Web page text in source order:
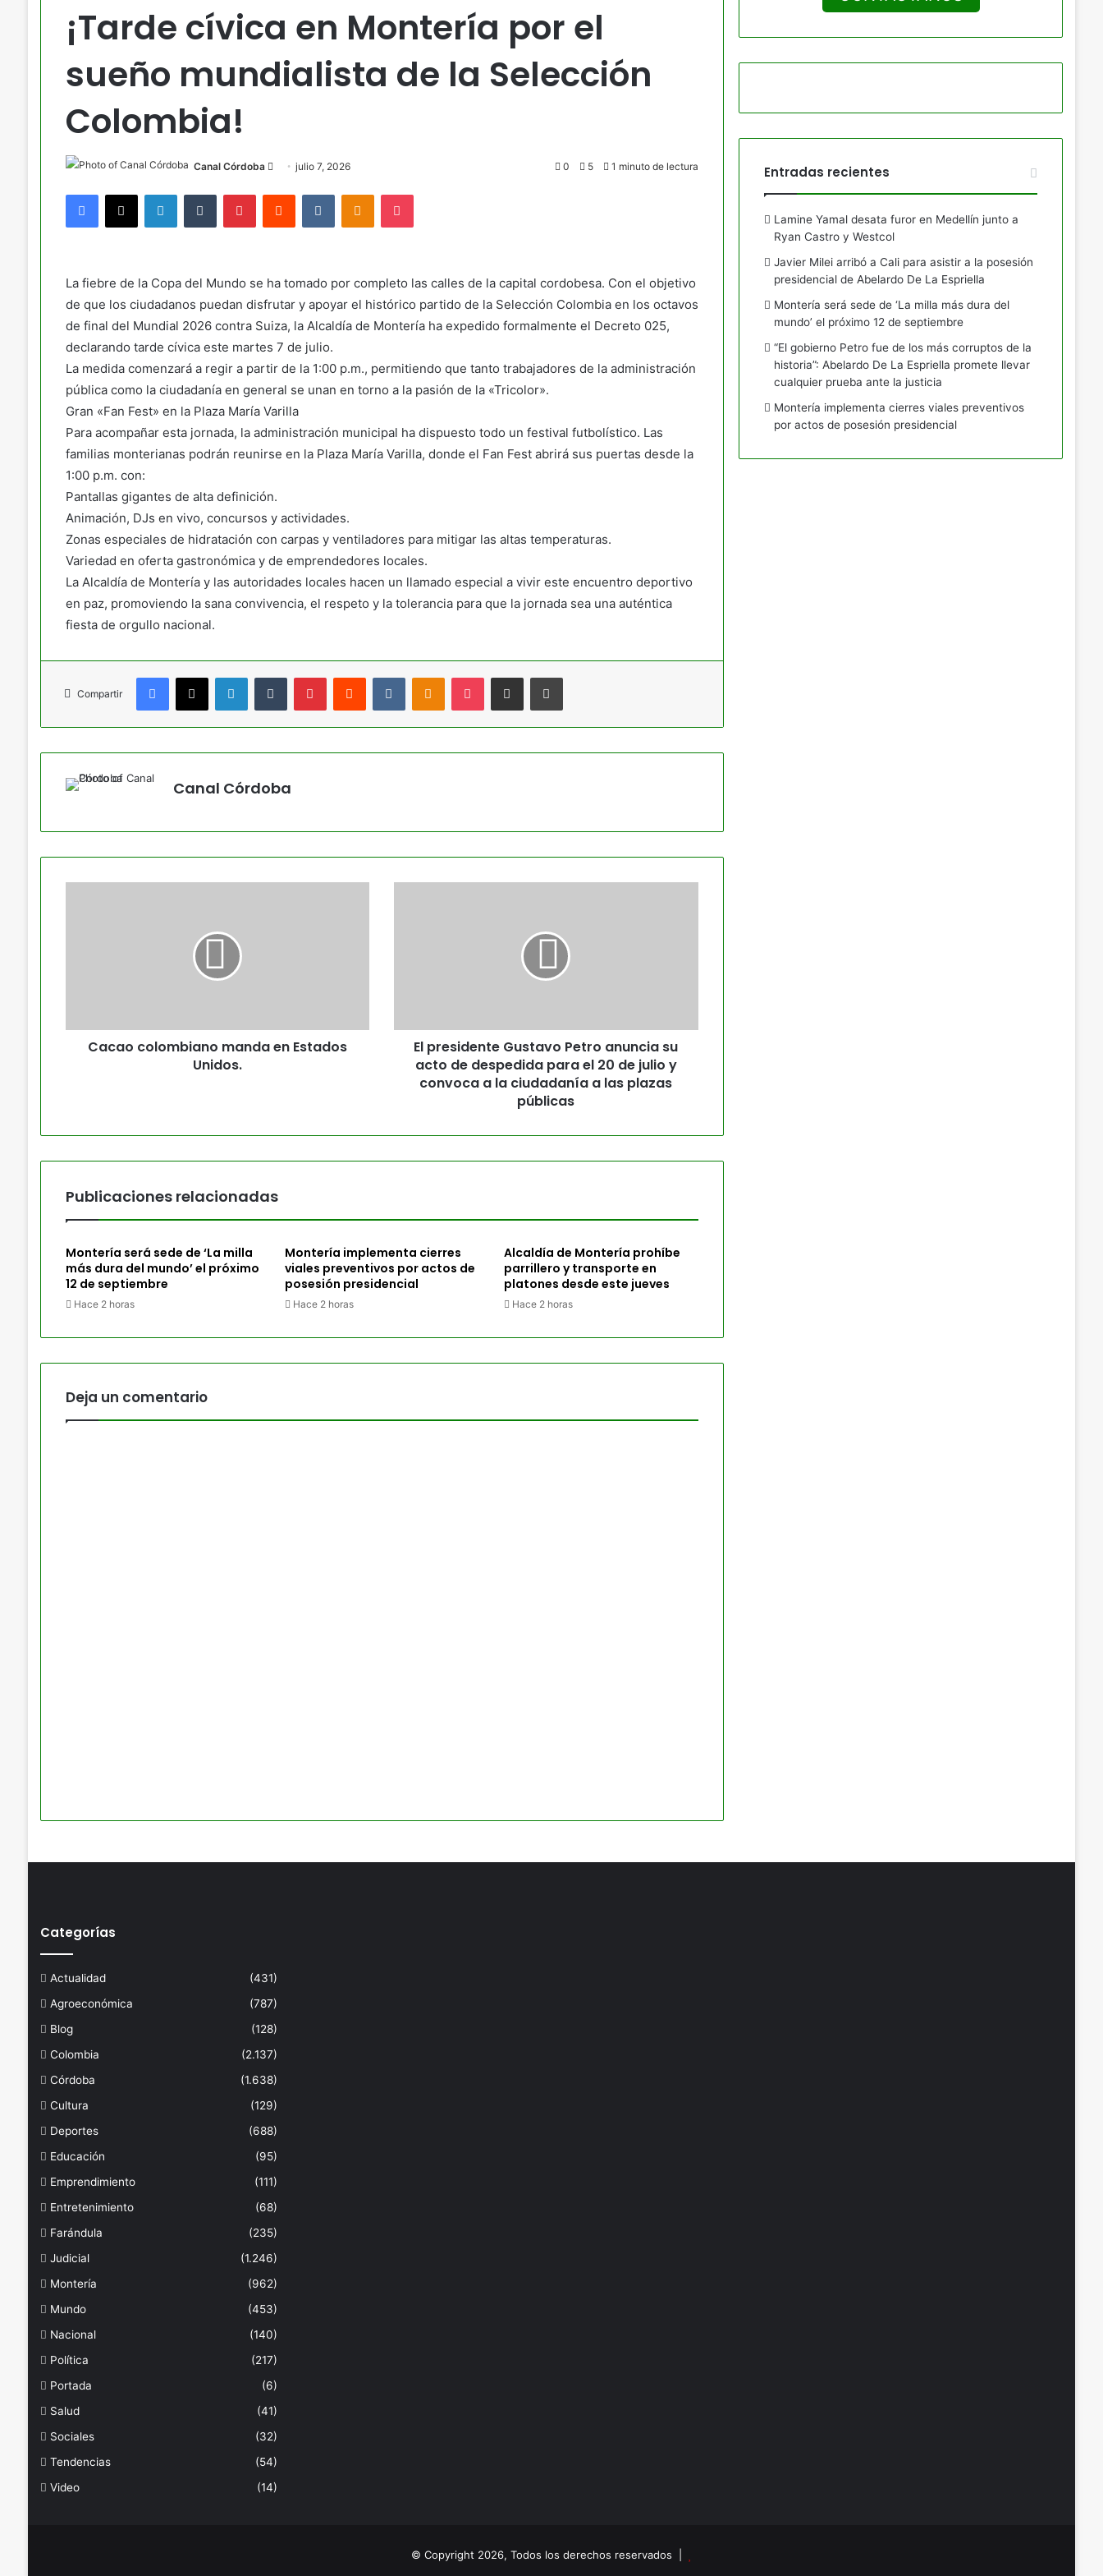
¡Tarde cívica en Montería por el
sueño mundialista de la Selección
Colombia!
Canal Córdoba Send
email
julio 7, 2026 0 5 1 minuto de lectura
Facebook
X LinkedInTumblr PinterestReddit VKontakteOdnoklassniki
Pocket
La fiebre de la Copa del Mundo se ha tomado por completo las calles de la capital cordobesa. Con el objetivo
de que los ciudadanos puedan disfrutar y apoyar el histórico partido de la Selección Colombia en los octavos
de final del Mundial 2026 contra Suiza, la Alcaldía de Montería ha expedido formalmente el Decreto 025,
declarando tarde cívica este martes 7 de julio.
La medida comenzará a regir a partir de la 1:00 p.m., permitiendo que tanto trabajadores de la administración
pública como la ciudadanía en general se unan en torno a la pasión de la «Tricolor».
Gran «Fan Fest» en la Plaza María Varilla
Para acompañar esta jornada, la administración municipal ha dispuesto todo un festival futbolístico. Las
familias monterianas podrán reunirse en la Plaza María Varilla, donde el Fan Fest abrirá sus puertas desde la
1:00 p.m. con:
Pantallas gigantes de alta definición.
Animación, DJs en vivo, concursos y actividades.
Zonas especiales de hidratación con carpas y ventiladores para mitigar las altas temperaturas.
Variedad en oferta gastronómica y de emprendedores locales.
La Alcaldía de Montería y las autoridades locales hacen un llamado especial a vivir este encuentro deportivo
en paz, promoviendo la sana convivencia, el respeto y la tolerancia para que la jornada sea una auténtica
fiesta de orgullo nacional.
Compartir
Facebook
X LinkedInTumblr PinterestReddit VKontakteOdnoklassniki
Pocket Compartir por correo electrónicoImprimir
Canal Córdoba
Cacao colombiano manda en Estados
Unidos.
El presidente Gustavo Petro anuncia su
acto de despedida para el 20 de julio y
convoca a la ciudadanía a las plazas
públicas
Publicaciones relacionadas
Montería será sede de ‘La milla
más dura del mundo’ el próximo
12 de septiembre
Hace 2 horas
Montería implementa cierres
viales preventivos por actos de
posesión presidencial
Hace 2 horas
Alcaldía de Montería prohíbe
parrillero y transporte en
platones desde este jueves
Hace 2 horas
Deja un comentario
Entradas recientes
Lamine Yamal desata furor en Medellín junto a
Ryan Castro y Westcol
Javier Milei arribó a Cali para asistir a la posesión
presidencial de Abelardo De La Espriella
Montería será sede de ‘La milla más dura del
mundo’ el próximo 12 de septiembre
“El gobierno Petro fue de los más corruptos de la
historia”: Abelardo De La Espriella promete llevar
cualquier prueba ante la justicia
Montería implementa cierres viales preventivos
por actos de posesión presidencial
Categorías
Actualidad
(431)
Agroeconómica
(787)
Blog
(128)
Colombia
(2.137)
Córdoba
(1.638)
Cultura
(129)
Deportes
(688)
Educación
(95)
Emprendimiento
(111)
Entretenimiento
(68)
Farándula
(235)
Judicial
(1.246)
Montería
(962)
Mundo
(453)
Nacional
(140)
Política
(217)
Portada
(6)
Salud
(41)
Sociales
(32)
Tendencias
(54)
Video
(14)
© Copyright 2026, Todos los derechos reservados |